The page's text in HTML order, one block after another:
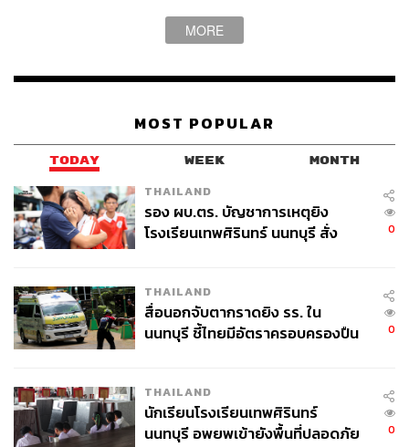
พิสูจน์อักษร: ภาสิณี เพิ่มพันธุ์พงศ์
ภาพยนตร์ไทย คืนยุติ-ธรรม
452
ABOUT THE AUTHOR
Content Creator ผู้หลงใหลในทุกศาสตร์และ
วัฒนธรรมของประเทศญี่ปุ่น
MORE
MOST POPULAR
TODAY WEEK MONTH
THAILAND
รอง ผบ.ตร. บัญชาการเหตุยิง
โรงเรียนเทพศิรินทร์ นนทบุรี สั่ง
0
THAILAND
สื่อนอกจับตากราดยิง รร. ใน
นนทบุรี ชี้ไทยมีอัตราครอบครองปืน
0
THAILAND
นักเรียนโรงเรียนเทพศิรินทร์
นนทบุรี อพยพเข้ายังพื้นที่ปลอดภัย
0